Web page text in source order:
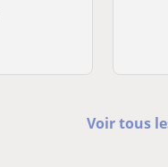
Voir tous